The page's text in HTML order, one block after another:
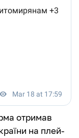
отримав
на плей-